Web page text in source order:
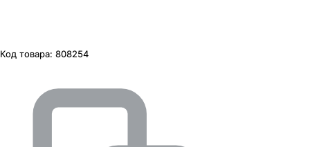
Код товара: 808254